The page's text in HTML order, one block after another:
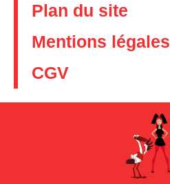
Plan du site
Mentions légales
CGV